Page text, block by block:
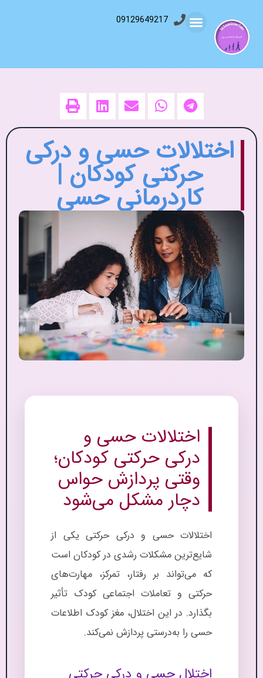
09129649217
اختلالات حسی و درکی
حرکتی کودکان |
کاردرمانی حسی
اختلالات حسی و
درکی حرکتی کودکان؛
وقتی پردازش حواس
دچار مشکل می‌شود
اختلالات حسی و درکی حرکتی یکی از
شایع‌ترین مشکلات رشدی در کودکان است
که می‌تواند بر رفتار، تمرکز، مهارت‌های
حرکتی و تعاملات اجتماعی کودک تأثیر
بگذارد. در این اختلال، مغز کودک اطلاعات
حسی را به‌درستی پردازش نمی‌کند.